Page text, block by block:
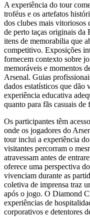
A experiência do tour
troféus e os artefatos
dos clubes mais vitoriosos
de perto taças originais da
itens de memorabilia que
competitivo. Exposições
fornecem contexto sobre
memoráveis e momentos
Arsenal. Guias
dados estatísticos que dão
experiência educativa
quanto para fãs casuais de
Os participantes têm
onde os jogadores do
tour inclui a experiência
visitantes percorram o
atravessam antes de
oferece uma perspectiva
vivenciam durante as
coletiva de imprensa traz
após o jogo. O Diamond
experiências de
corporativos e detentores